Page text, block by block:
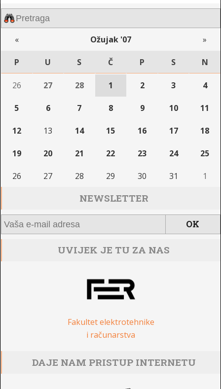
« Ožujak '07 »
P U S Č P S N
26 27 28 1 2 3 4
5 6 7 8 9 10 11
12 13 14 15 16 17 18
19 20 21 22 23 24 25
26 27 28 29 30 31 1
NEWSLETTER
UVIJEK JE TU ZA NAS
Fakultet elektrotehnike
i računarstva
DAJE NAM PRISTUP INTERNETU